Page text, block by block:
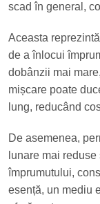
scad în general,
Aceasta
de a înlocui
dobânzii mai
mișcare poate
lung, reducând
De asemenea,
lunare mai
împrumutului,
esență, un mediu